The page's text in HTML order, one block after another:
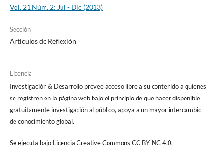
Vol. 21 Núm. 2: Jul - Dic (2013)
Sección
Articulos de Reflexión
Licencia
Investigación & Desarrollo provee acceso libre a su contenido a quienes
se registren en la página web bajo el principio de que hacer disponible
gratuitamente investigación al público, apoya a un mayor intercambio
de conocimiento global.
Se ejecuta bajo Licencia Creative Commons CC BY-NC 4.0.